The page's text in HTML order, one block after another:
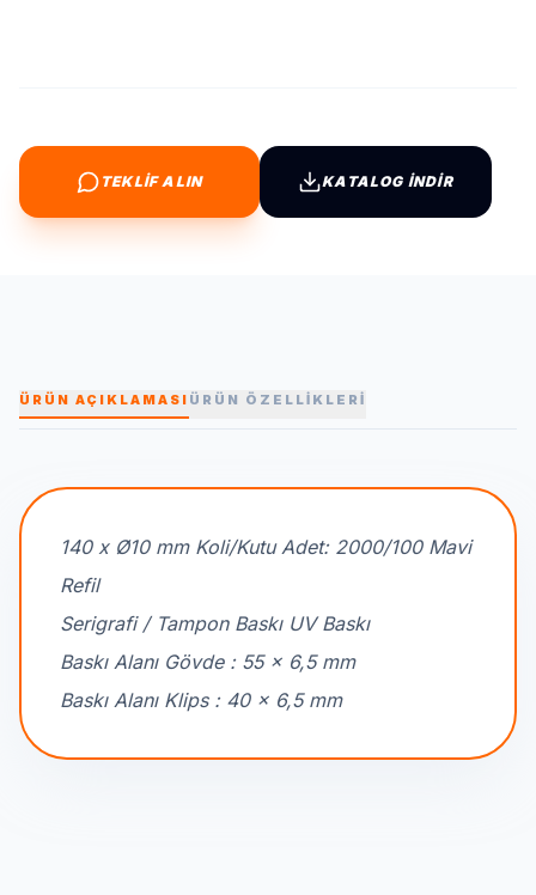
TEKLİF ALIN KATALOG İNDİR
ÜRÜN AÇIKLAMASI ÜRÜN ÖZELLİKLERİ
140 x Ø10 mm Koli/Kutu Adet: 2000/100 Mavi
Refil
Serigrafi / Tampon Baskı UV Baskı
Baskı Alanı Gövde : 55 x 6,5 mm
Baskı Alanı Klips : 40 x 6,5 mm